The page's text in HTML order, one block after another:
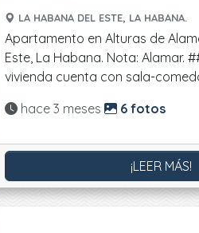
LA HABANA DEL ESTE, LA HABANA.
Apartamento en Alturas de
Este, La Habana. Nota: Alamar.
vivienda cuenta con sala-
Actualizado:
hace 3 meses 6 fotos
¡LEER MÁS!